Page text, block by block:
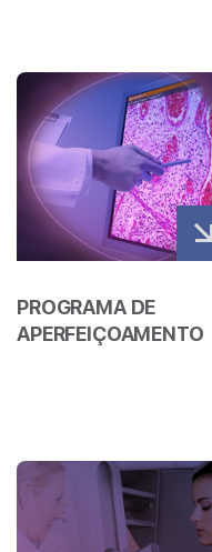
Veja mais
PROGRAMA DE
APERFEIÇOAMENTO
Veja mais